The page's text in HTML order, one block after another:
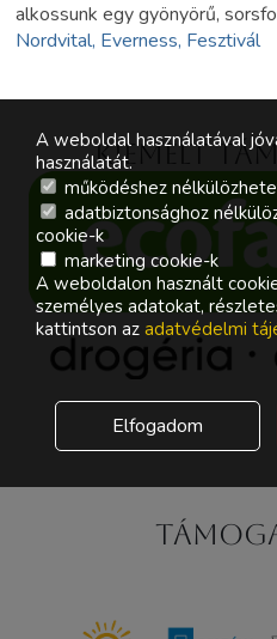
alkossunk egy gyönyörű,
Nordvital, Everness, Fesztivál
Kiemelt
A weboldal használatával
használatát.
működéshez
adatbiztonsághoz
cookie-k
marketing cookie-k
A weboldalon használt
személyes adatokat,
kattintson az adatvédelmi
Elfogadom